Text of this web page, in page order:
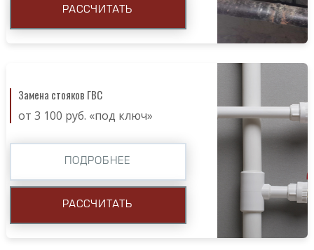
РАССЧИТАТЬ
Замена стояков ГВС
от 3 100 руб. «под ключ»
ПОДРОБНЕЕ
РАССЧИТАТЬ